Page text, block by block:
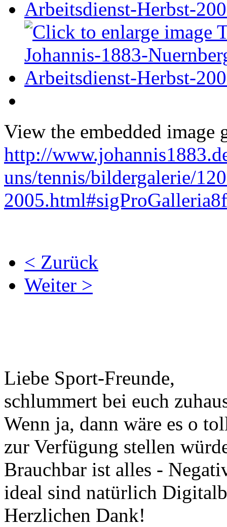
View the embedded image
http://
uns/tennis/bildergalerie/
< Zurück
Weiter >
Liebe Sport-Freunde,
schlummert bei euch
Wenn ja, dann wäre es o
zur Verfügung stellen
Brauchbar ist alles -
ideal sind natürlich
Herzlichen Dank!